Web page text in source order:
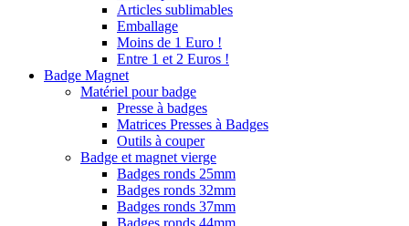
Articles sublimables
Emballage
Moins de 1 Euro !
Entre 1 et 2 Euros !
Badge Magnet
Matériel pour badge
Presse à badges
Matrices Presses à Badges
Outils à couper
Badge et magnet vierge
Badges ronds 25mm
Badges ronds 32mm
Badges ronds 37mm